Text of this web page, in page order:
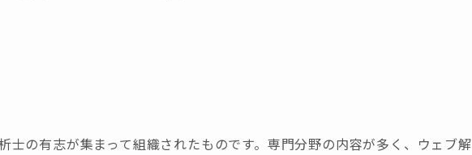
士の有志が集まって組織されたものです。専門分野の内容が多く、ウェブ解